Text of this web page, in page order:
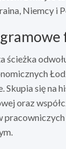
Niemcy i
ścieżka
się na
oraz